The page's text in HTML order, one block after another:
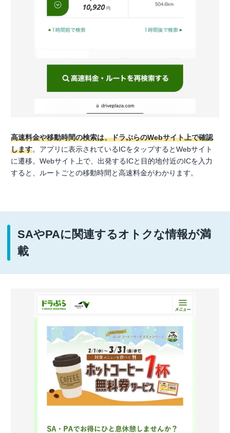
高速料金や移動時間の検索は、ドラぷらのWebサイト上で確認
します。アプリに表示されているICをタップするとWebサイト
に遷移。Webサイト上で、出発するICと目的地付近のICを入力
すると、ルートごとの移動時間と高速料金がわかります。
SAやPAに関連するオトクな情報が満
載